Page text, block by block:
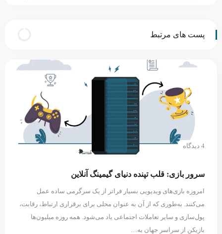
پست های مرتبط
4 دیدگاه
سرور بازی: قلب تپنده دنیای گیمینگ آنلاین
امروزه بازی‌های ویدیویی بسیار فراتر از یک سرگرمی ساده عمل
می‌کنند. به‌طوری‌ که از آن به عنوان محلی برای برقراری ارتباط، رقابت‌،
پول‌سازی و سایر تعاملات اجتماعی یاد می‌شود. همه روزه میلیون‌ها
بازیکن از سراسر جهان به…